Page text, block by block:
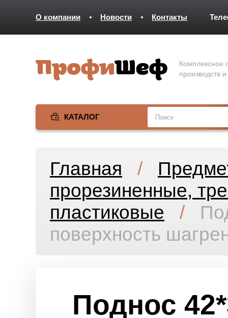
О компании Новости Контакты
Комплексное
производств
КАТАЛОГ
Главная /
прорезиненные,
пластиковые /
поверхность
Поднос